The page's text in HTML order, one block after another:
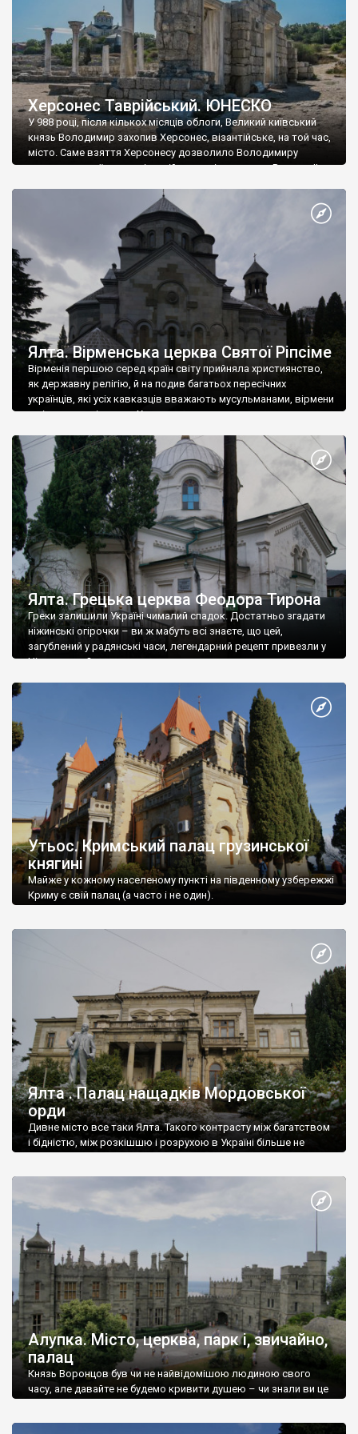
Херсонес Таврійський. ЮНЕСКО
У 988 році, після кількох місяців облоги, Великий київський
князь Володимир захопив Херсонес, візантійське, на той час,
місто. Саме взяття Херсонесу дозволило Володимиру
диктувати свої умови візантійському імператору Василю ІІ, та
Херсонесі Володимир-язичник, став Василем-християнином.
А потім було Хрещення Русі. На честь Херсонесу Таврійського
Ялта. Вірменська церква Святої Ріпсіме
Вірменія першою серед країн світу прийняла християнство,
як державну релігію, й на подив багатьох пересічних
українців, які усіх кавказців вважають мусульманами, вірмени
є відданими вірянами Христа
Ялта. Грецька церква Феодора Тирона
Греки залишили Україні чималий спадок. Достатньо згадати
ніжинські огірочки – ви ж мабуть всі знаєте, що цей,
загублений у радянські часи, легендарний рецепт привезли у
Ніжин греки?
Утьос. Кримський палац грузинської
княгині
Майже у кожному населеному пункті на південному узбережжі
Криму є свій палац (а часто і не один).
Ялта . Палац нащадків Мордовської
орди
Дивне місто все таки Ялта. Такого контрасту між багатством
і бідністю, між розкішшю і розрухою в Україні більше не
Алупка. Місто, церква, парк і, звичайно,
палац
Князь Воронцов був чи не найвідомішою людиною свого
часу, але давайте не будемо кривити душею – чи знали ви це